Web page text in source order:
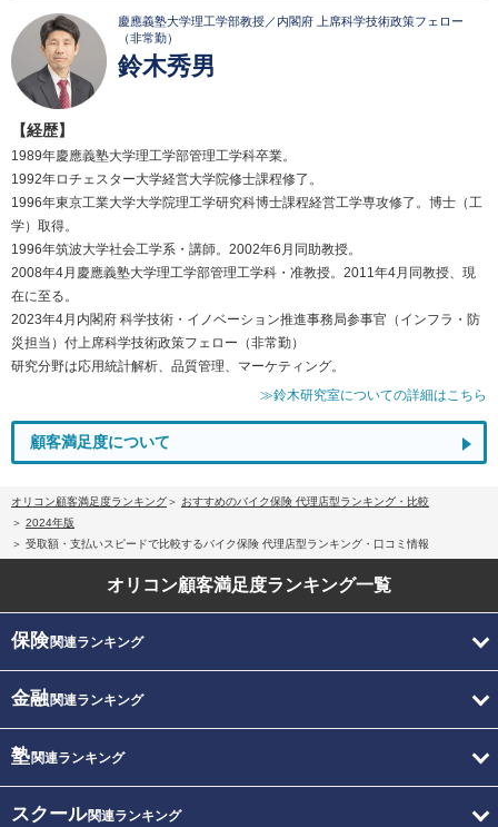
慶應義塾大学理工学部教授／内閣府 上席科学技術政策フェロー
（非常勤）
鈴木秀男
【経歴】
1989年慶應義塾大学理工学部管理工学科卒業。
1992年ロチェスター大学経営大学院修士課程修了。
1996年東京工業大学大学院理工学研究科博士課程経営工学専攻修了。博士（工
学）取得。
1996年筑波大学社会工学系・講師。2002年6月同助教授。
2008年4月慶應義塾大学理工学部管理工学科・准教授。2011年4月同教授、現
在に至る。
2023年4月内閣府 科学技術・イノベーション推進事務局参事官（インフラ・防
災担当）付上席科学技術政策フェロー（非常勤）
研究分野は応用統計解析、品質管理、マーケティング。
≫鈴木研究室についての詳細はこちら
顧客満足度について
オリコン顧客満足度ランキング
おすすめのバイク保険 代理店型ランキング・比較
2024年版
受取額・支払いスピードで比較するバイク保険 代理店型ランキング・口コミ情報
オリコン顧客満足度ランキング一覧
保険関連ランキング
金融関連ランキング
塾関連ランキング
スクール関連ランキング